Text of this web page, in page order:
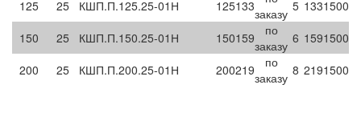
125
25 КШП.П.125.25-01Н 125133заказу 5 1331500
150
25 КШП.П.150.25-01Н 150159
по
заказу 6 1591500
200
25 КШП.П.200.25-01Н 200219
по
заказу 8 2191500